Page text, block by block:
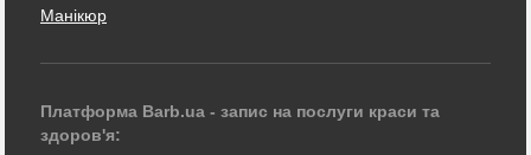
Манікюр
Платформа Barb.ua - запис на послуги краси та
здоров'я: